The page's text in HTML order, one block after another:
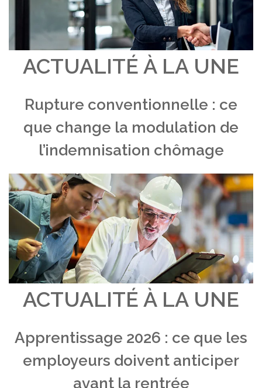
ACTUALITÉ À LA UNE
Rupture conventionnelle : ce
que change la modulation de
l’indemnisation chômage
ACTUALITÉ À LA UNE
Apprentissage 2026 : ce que les
employeurs doivent anticiper
avant la rentrée